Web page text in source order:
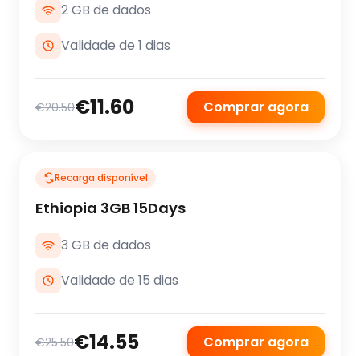
2 GB de dados
Validade de 1 dias
€20.50€11.60 Comprar agora
Recarga disponível
Ethiopia 3GB 15Days
3 GB de dados
Validade de 15 dias
€25.50€14.55 Comprar agora